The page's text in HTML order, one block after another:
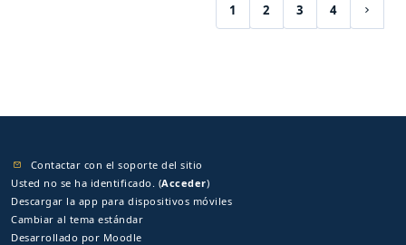
1
(current)
2 3 4
Contactar con el soporte del sitio
Usted no se ha identificado. (Acceder)
Descargar la app para dispositivos móviles
Cambiar al tema estándar
Desarrollado por Moodle